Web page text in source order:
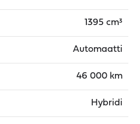
1395 cm³
Automaatti
46 000 km
Hybridi